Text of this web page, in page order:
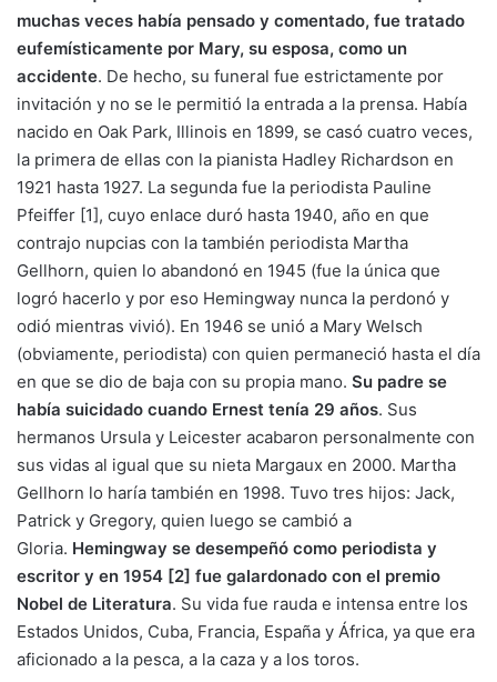
muchas veces había pensado y comentado, fue tratado
eufemísticamente por Mary, su esposa, como un
accidente. De hecho, su funeral fue estrictamente por
invitación y no se le permitió la entrada a la prensa. Había
nacido en Oak Park, Illinois en 1899, se casó cuatro veces,
la primera de ellas con la pianista Hadley Richardson en
1921 hasta 1927. La segunda fue la periodista Pauline
Pfeiffer [1], cuyo enlace duró hasta 1940, año en que
contrajo nupcias con la también periodista Martha
Gellhorn, quien lo abandonó en 1945 (fue la única que
logró hacerlo y por eso Hemingway nunca la perdonó y
odió mientras vivió). En 1946 se unió a Mary Welsch
(obviamente, periodista) con quien permaneció hasta el día
en que se dio de baja con su propia mano. Su padre se
había suicidado cuando Ernest tenía 29 años. Sus
hermanos Ursula y Leicester acabaron personalmente con
sus vidas al igual que su nieta Margaux en 2000. Martha
Gellhorn lo haría también en 1998. Tuvo tres hijos: Jack,
Patrick y Gregory, quien luego se cambió a
Gloria. Hemingway se desempeñó como periodista y
escritor y en 1954 [2] fue galardonado con el premio
Nobel de Literatura. Su vida fue rauda e intensa entre los
Estados Unidos, Cuba, Francia, España y África, ya que era
aficionado a la pesca, a la caza y a los toros.